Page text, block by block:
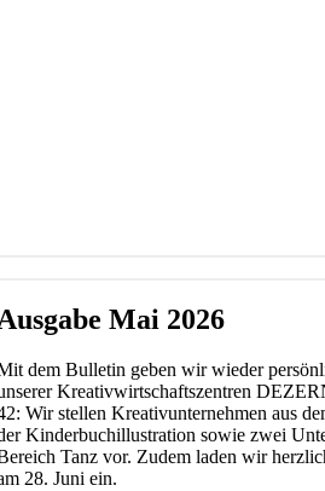
Mai 2026
dem Bulletin geben wir wieder
Kreativwirtschaftszentren
Wir stellen Kreativunternehmen aus
Kinderbuchillustration sowie zwei
Tanz vor. Zudem laden wir
28. Juni ein.